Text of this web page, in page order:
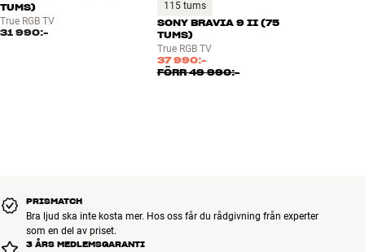
Design i metallfinish
TUMS)
True RGB TV
31 990:-
115 tums
SONY BRAVIA 9 II (75
TUMS)
True RGB TV
37 990:-
FÖRR49 990:-
PRISMATCH
Bra ljud ska inte kosta mer. Hos oss får du rådgivning från experter
som en del av priset.
3 ÅRS MEDLEMSGARANTI